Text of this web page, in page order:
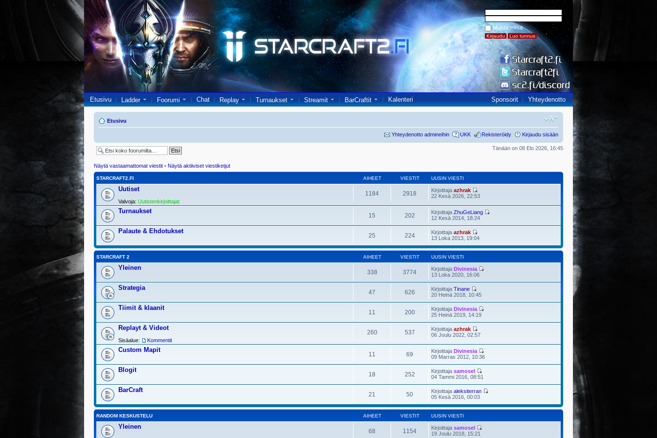
Muista minut
Etusivu Ladder Foorumi Chat Replay Turnaukset Streamit BarCraftit Kalenteri Sponsorit Yhteydenotto
Etusivu
Yhteydenotto admineihin UKK Rekisteröidy Kirjaudu sisään
Tänään on 08 Elo 2026, 16:45
Näytä vastaamattomat viestit • Näytä aktiiviset viestiketjut
STARCRAFT2.FI AIHEET VIESTIT UUSIN VIESTI
Uutiset
Valvoja: Uutistenkirjoittajat
1184 2918 Kirjoittaja azhrak
22 Kesä 2026, 22:53
Turnaukset
15 202 Kirjoittaja ZhuGeLiang
12 Kesä 2014, 18:24
Palaute & Ehdotukset
25 224 Kirjoittaja azhrak
13 Loka 2013, 19:04
STARCRAFT 2 AIHEET VIESTIT UUSIN VIESTI
Yleinen
338 3774 Kirjoittaja Divinesia
13 Loka 2020, 16:06
Strategia
47 626 Kirjoittaja Tinane
20 Heinä 2018, 10:45
Tiimit & klaanit
11 200 Kirjoittaja Divinesia
25 Heinä 2019, 14:19
Replayt & Videot
Sisäalue: Kommentit
260 537 Kirjoittaja azhrak
06 Joulu 2022, 02:57
Custom Mapit
11 69 Kirjoittaja Divinesia
09 Marras 2012, 10:36
Blogit
18 252 Kirjoittaja samosel
04 Tammi 2016, 08:51
BarCraft
21 50 Kirjoittaja aleksiterran
05 Kesä 2016, 00:03
RANDOM KESKUSTELU AIHEET VIESTIT UUSIN VIESTI
Yleinen
68 1154 Kirjoittaja samosel
19 Joulu 2018, 15:21